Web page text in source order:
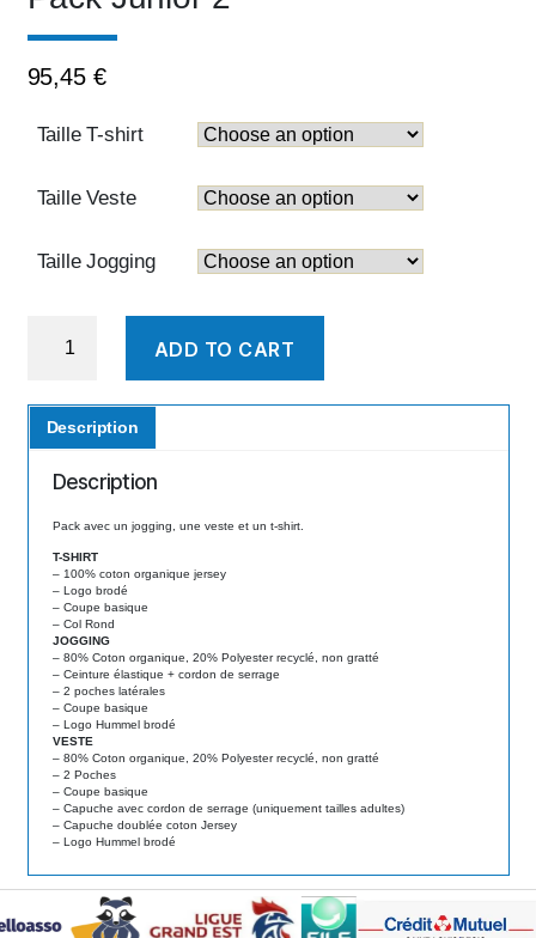
95,45 €
Taille T-shirt
Taille Veste
Taille Jogging
Junior
ADD TO CART
Description
Description
Pack avec un jogging, une veste et un t-shirt.
T-SHIRT
– 100% coton organique jersey
– Logo brodé
– Coupe basique
– Col Rond
JOGGING
– 80% Coton organique, 20% Polyester recyclé, non gratté
– Ceinture élastique + cordon de serrage
– 2 poches latérales
– Coupe basique
– Logo Hummel brodé
VESTE
– 80% Coton organique, 20% Polyester recyclé, non gratté
– 2 Poches
– Coupe basique
– Capuche avec cordon de serrage (uniquement tailles adultes)
– Capuche doublée coton Jersey
– Logo Hummel brodé